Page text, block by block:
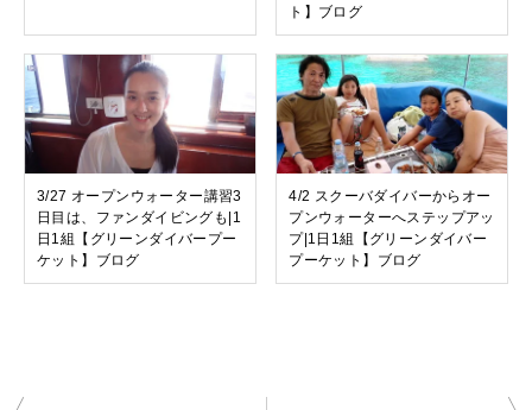
ト】ブログ
3/27 オープンウォーター講習3
日目は、ファンダイビングも|1
日1組【グリーンダイバープー
ケット】ブログ
4/2 スクーバダイバーからオー
プンウォーターへステップアッ
プ|1日1組【グリーンダイバー
プーケット】ブログ